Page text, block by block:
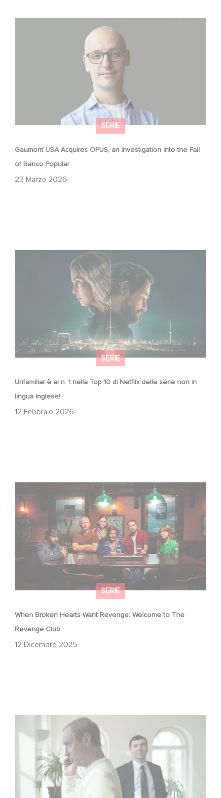
SERIE
Gaumont USA Acquires OPUS, an Investigation into the Fall
of Banco Popular
23 Marzo 2026
Gaumont USA Acquires OPUS, an Investigation into the
SERIE
Unfamiliar è al n. 1 nella Top 10 di Netflix delle serie non in
lingua inglese!
12 Febbraio 2026
Unfamiliar è al n. 1 nella Top 10 di Netflix delle serie non in
SERIE
When Broken Hearts Want Revenge: Welcome to The
Revenge Club
12 Dicembre 2025
When Broken Hearts Want Revenge: Welcome to The
Revenge Club
Between power, secrets, and manipulation, discover
who is really pulling the strings.